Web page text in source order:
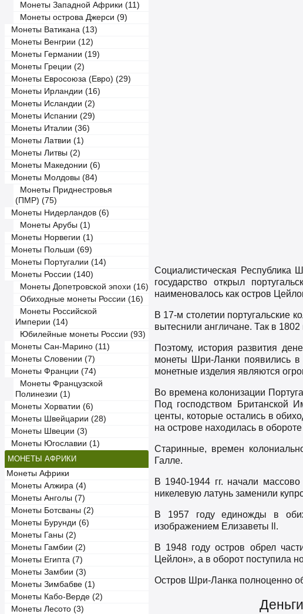
Монеты Западной Африки (11)
Монеты острова Джерси (9)
Монеты Ватикана (13)
Монеты Венгрии (12)
Монеты Германии (19)
Монеты Греции (2)
Монеты Евросоюза (Евро) (29)
Монеты Ирландии (16)
Монеты Исландии (2)
Монеты Испании (29)
Монеты Италии (36)
Монеты Латвии (1)
Монеты Литвы (2)
Монеты Македонии (6)
Монеты Молдовы (84)
Монеты Приднестровья
(ПМР) (75)
Монеты Нидерландов (6)
Монеты Арубы (1)
Монеты Норвегии (1)
Монеты Польши (69)
Монеты Португалии (14)
Монеты России (140)
Монеты Допетровской эпохи (16)
Обиходные монеты России (16)
Монеты Российской
Империи (14)
Юбилейные монеты России (93)
Монеты Сан-Марино (11)
Монеты Словении (7)
Монеты Франции (74)
Монеты Французской
Полинезии (1)
Монеты Хорватии (6)
Монеты Швейцарии (28)
Монеты Швеции (3)
Монеты Югославии (1)
МОНЕТЫ АФРИКИ
Монеты Африки
Монеты Алжира (4)
Монеты Анголы (7)
Монеты Ботсваны (2)
Монеты Бурунди (6)
Монеты Ганы (2)
Монеты Гамбии (2)
Монеты Египта (7)
Монеты Замбии (3)
Монеты Зимбабве (1)
Монеты Кабо-Верде (2)
Монеты Лесото (3)
Социалистическая
государство открыл
наименовалось как остров
В 17-м столетии португальские
вытеснили англичане. Так в
Поэтому, история развития
монеты Шри-Ланки появились
монетные изделия являются
Во времена колонизации
Под господством Британской
центы, которые остались в
на острове находилась в
Старинные, времен
Галле.
В 1940-1944 гг. начали
никелевую латунь заменили
В 1957 году единожды в
изображением Елизаветы ll.
В 1948 году остров обрел
Цейлон», а в оборот поступила
Остров Шри-Ланка полноценно